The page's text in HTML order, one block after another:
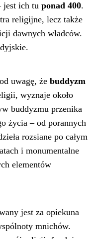
jest ich tu ponad 400.
religijne, lecz także
dawnych władców.
uwagę, że buddyzm
wyznaje około
buddyzmu przenika
życia – od porannych
rozsiane po całym
i monumentalne
elementów
jest za opiekuna
mnichów.